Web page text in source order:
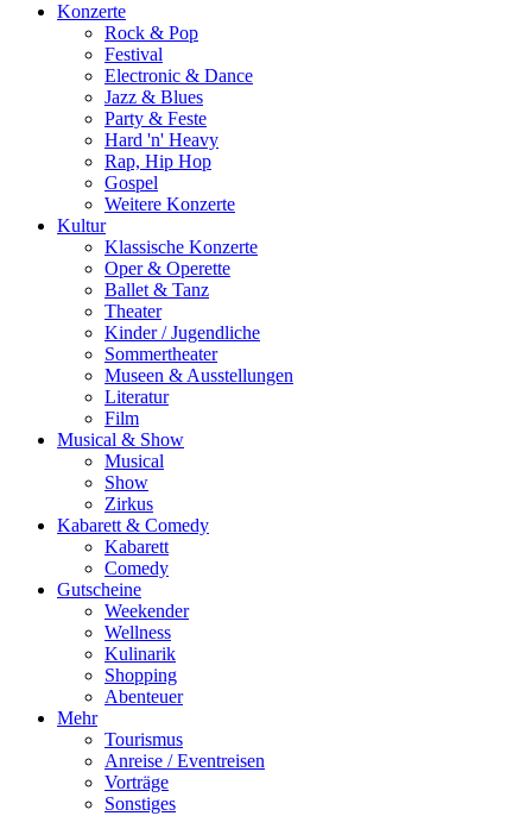
Konzerte
Rock & Pop
Festival
Electronic & Dance
Jazz & Blues
Party & Feste
Hard 'n' Heavy
Rap, Hip Hop
Gospel
Weitere Konzerte
Kultur
Klassische Konzerte
Oper & Operette
Ballet & Tanz
Theater
Kinder / Jugendliche
Sommertheater
Museen & Ausstellungen
Literatur
Film
Musical & Show
Musical
Show
Zirkus
Kabarett & Comedy
Kabarett
Comedy
Gutscheine
Weekender
Wellness
Kulinarik
Shopping
Abenteuer
Mehr
Tourismus
Anreise / Eventreisen
Vorträge
Sonstiges